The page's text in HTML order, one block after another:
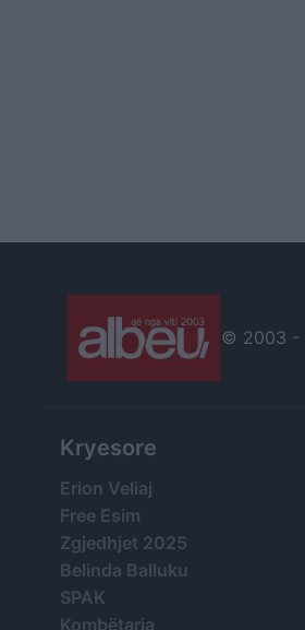
© 2003 -
Kryesore
Erion Veliaj
Free Esim
Zgjedhjet 2025
Belinda Balluku
SPAK
Kombëtarja